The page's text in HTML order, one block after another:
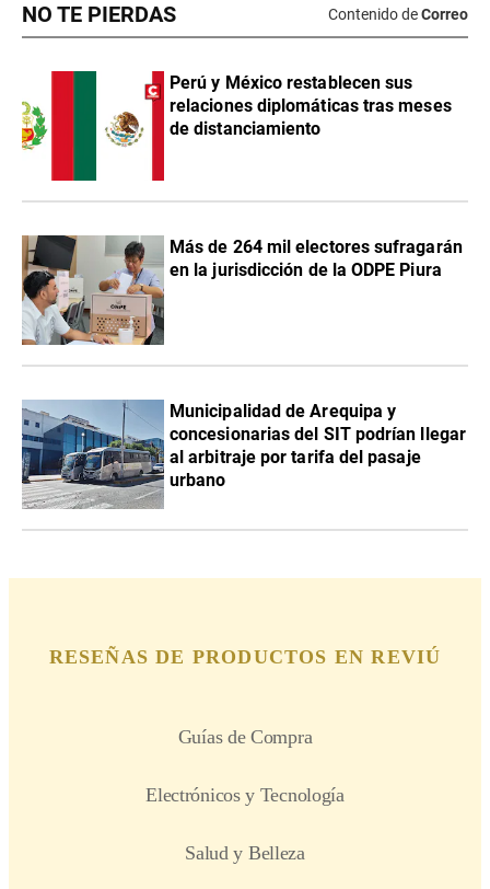
NO TE PIERDAS Contenido deCorreo
Perú y México restablecen sus
relaciones diplomáticas tras meses
de distanciamiento
Más de 264 mil electores sufragarán
en la jurisdicción de la ODPE Piura
Municipalidad de Arequipa y
concesionarias del SIT podrían llegar
al arbitraje por tarifa del pasaje
urbano